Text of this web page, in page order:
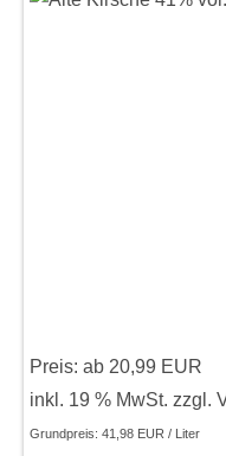
Preis: ab 20,99 EUR
inkl. 19 % MwSt. zzgl.
Grundpreis: 41,98 EUR / Liter